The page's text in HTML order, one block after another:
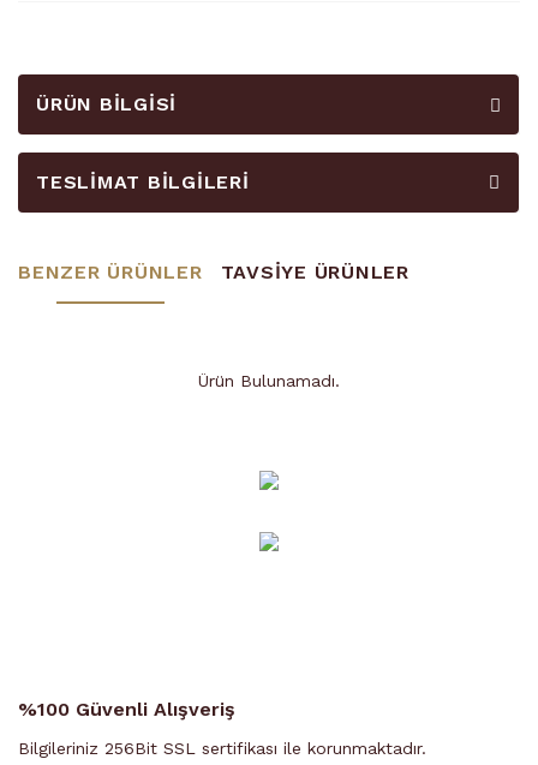
ÜRÜN BILGISI
TESLIMAT BILGILERI
BENZER ÜRÜNLER TAVSİYE ÜRÜNLER
Ürün Bulunamadı.
Ürün Bulunamadı.
%100 Güvenli Alışveriş
Bilgileriniz 256Bit SSL sertifikası ile korunmaktadır.